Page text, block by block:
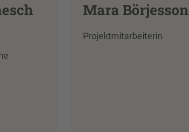
Mara Börjesson
Projektmitarbeiterin